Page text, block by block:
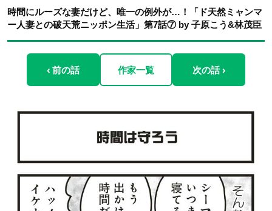
時間にルーズな妻だけど、唯一の例外が…！「ド天然ミャンマ
ー人妻との破天荒ニッポン生活」第7話⑦ by 子原こう&林茂臣
‹ 前の話 作家一覧 次の話 ›